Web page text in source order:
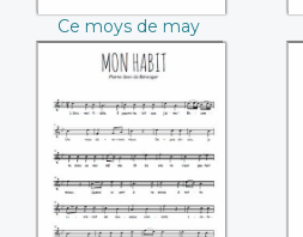
Ce moys de may
(Robert Godart)
Mon habit (Pierre-
Jean de Béranger)